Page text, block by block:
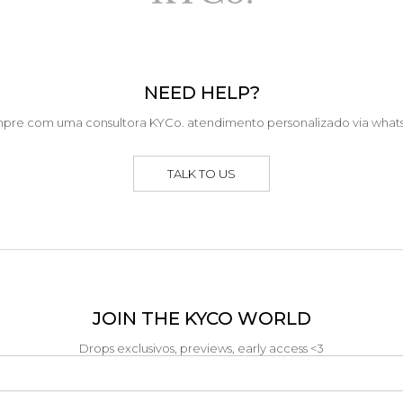
NEED HELP?
com uma consultora KYCo. atendimento personalizado via
TALK TO US
JOIN THE KYCO WORLD
Drops exclusivos, previews, early access <3